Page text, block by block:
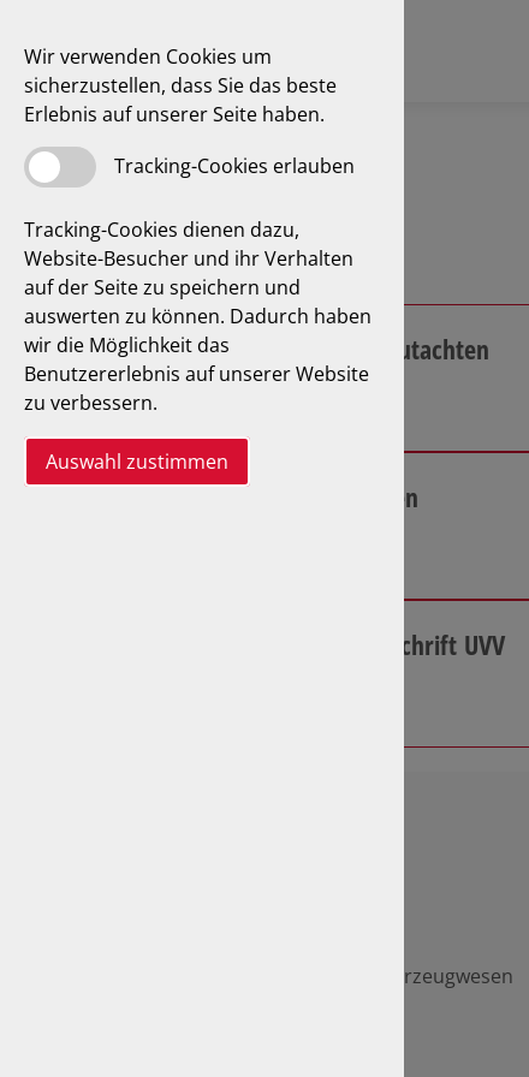
Unfall- und Schadengutachten
Oldtimerwertgutachten
Unfallverhütungsvorschrift UVV
SRS Sachverständige für Fahrzeugwesen
Wir verwenden Cookies um
sicherzustellen, dass Sie das beste
Erlebnis auf unserer Seite haben.
Tracking-Cookies erlauben
Tracking-Cookies dienen dazu,
Website-Besucher und ihr Verhalten
auf der Seite zu speichern und
auswerten zu können. Dadurch haben
wir die Möglichkeit das
Benutzererlebnis auf unserer Website
zu verbessern.
Auswahl zustimmen